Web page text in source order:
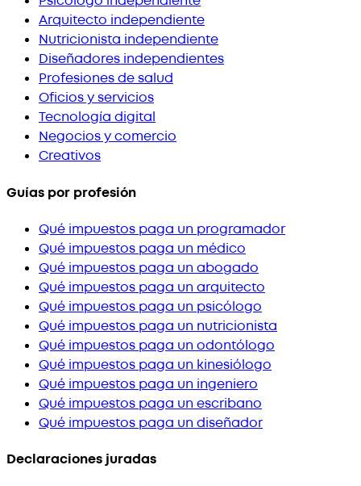
Arquitecto independiente
Nutricionista independiente
Diseñadores independientes
Profesiones de salud
Oficios y servicios
Tecnología digital
Negocios y comercio
Creativos
Guías por profesión
Qué impuestos paga un programador
Qué impuestos paga un médico
Qué impuestos paga un abogado
Qué impuestos paga un arquitecto
Qué impuestos paga un psicólogo
Qué impuestos paga un nutricionista
Qué impuestos paga un odontólogo
Qué impuestos paga un kinesiólogo
Qué impuestos paga un ingeniero
Qué impuestos paga un escribano
Qué impuestos paga un diseñador
Declaraciones juradas